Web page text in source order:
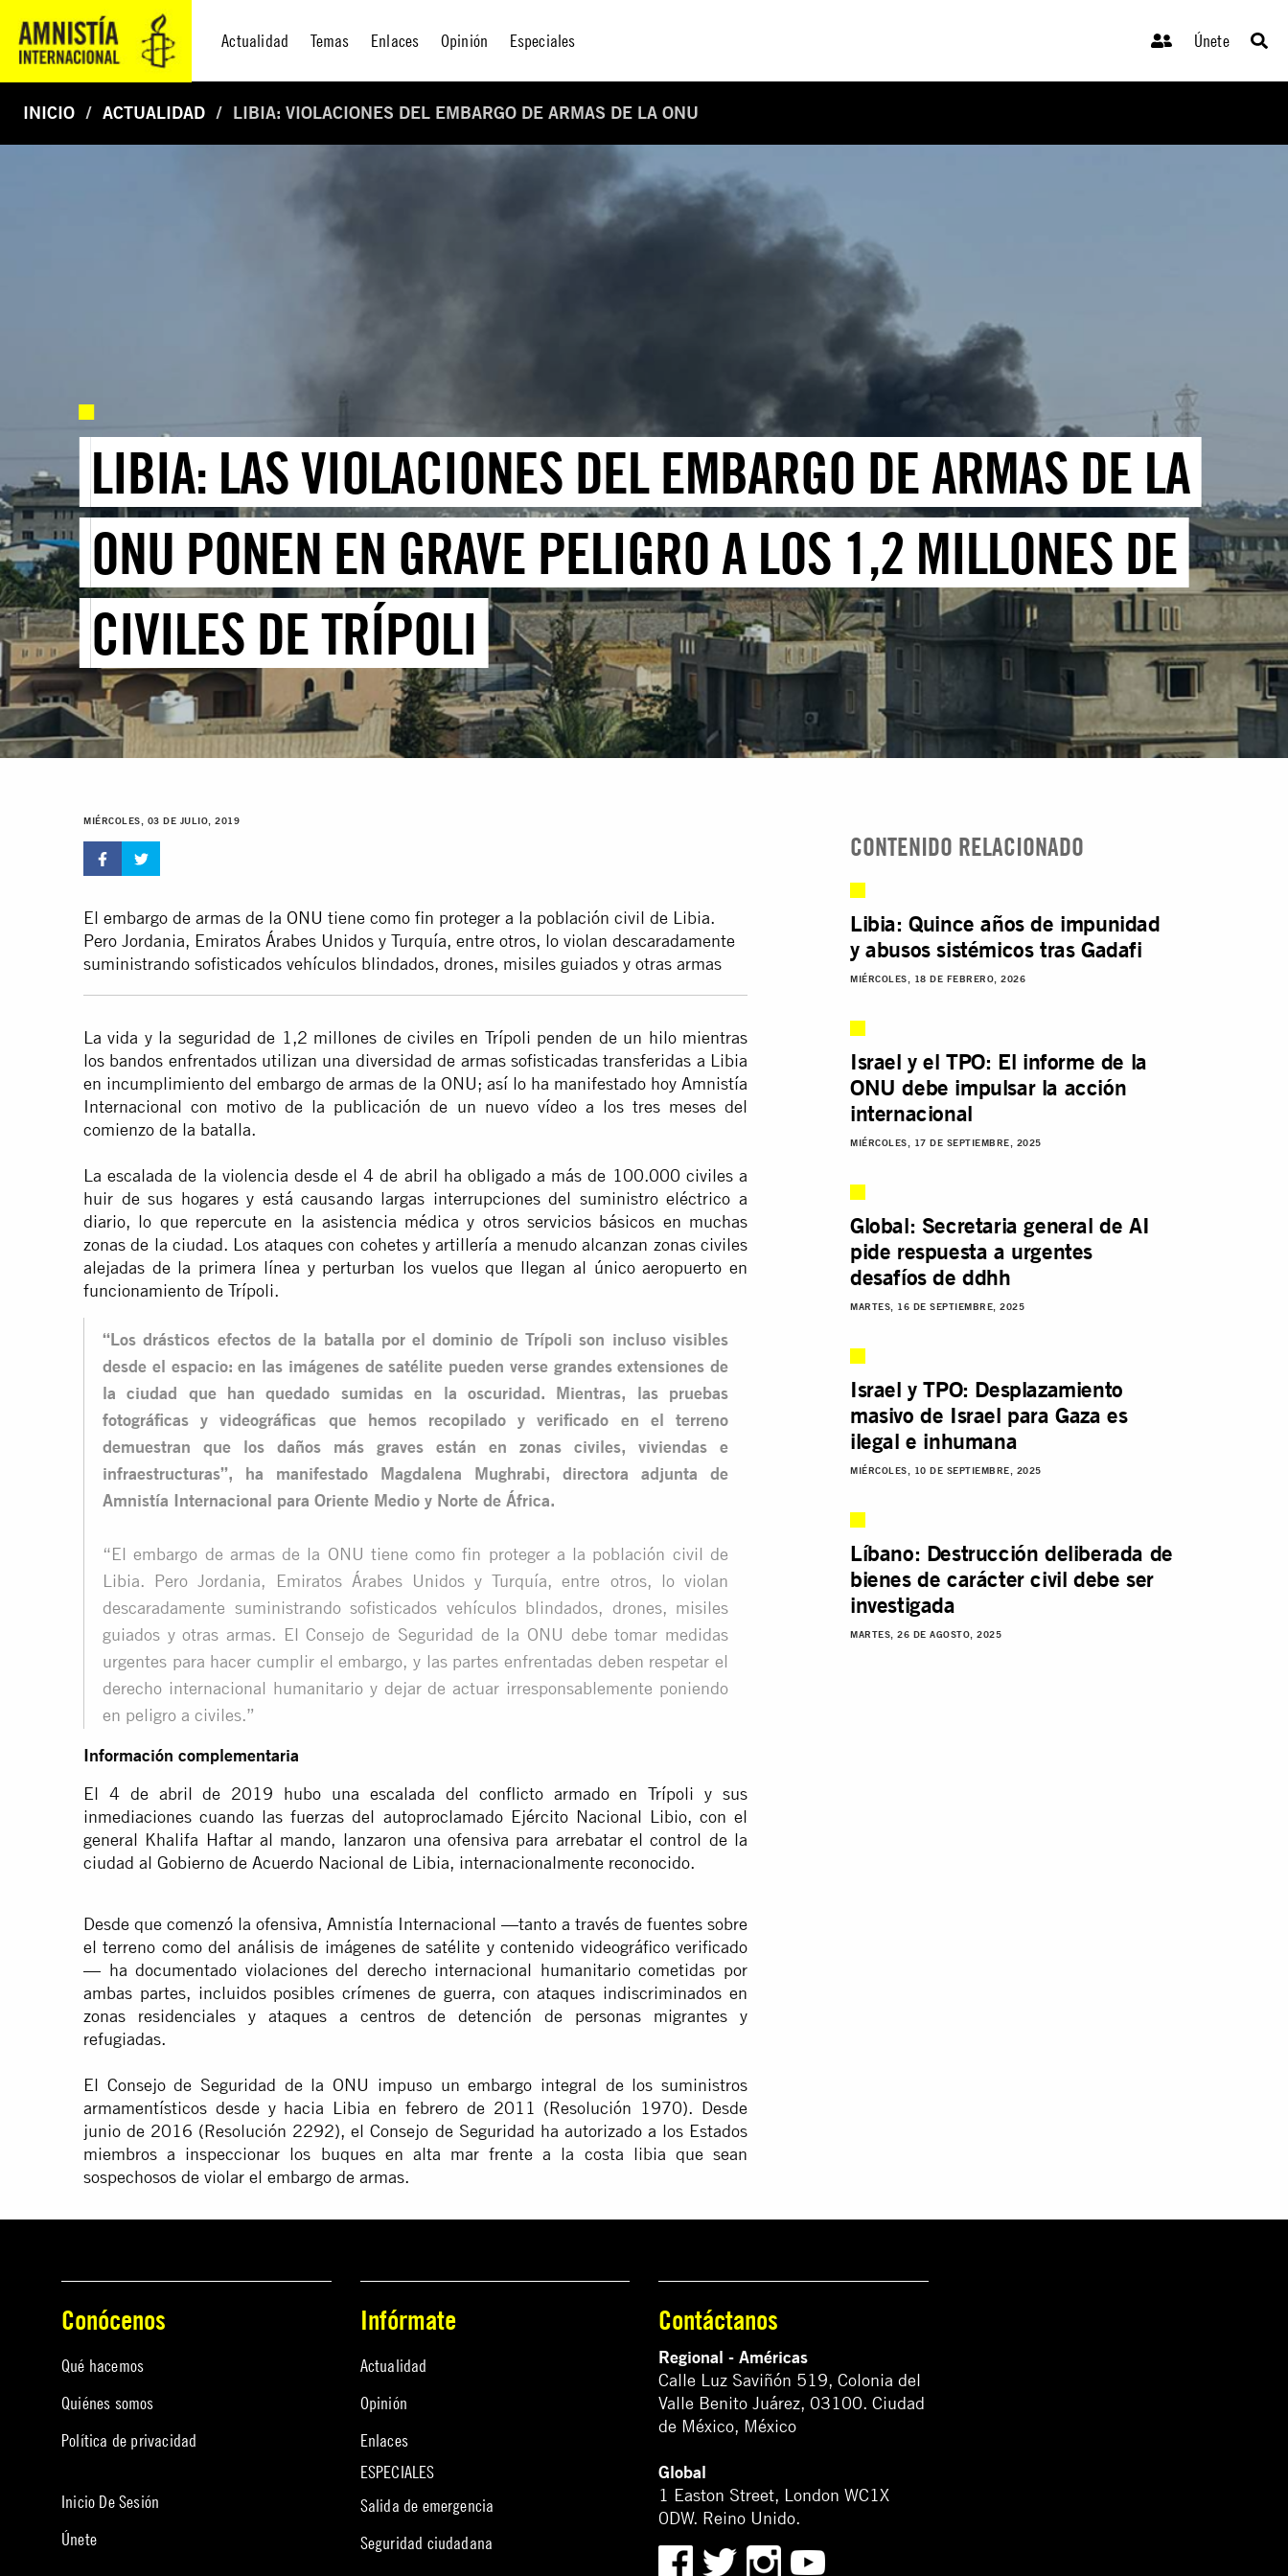
Actualidad Temas Enlaces Opinión Especiales Únete
INICIO ACTUALIDAD LIBIA: VIOLACIONES DEL EMBARGO DE ARMAS DE LA ONU
LIBIA: LAS VIOLACIONES DEL EMBARGO DE ARMAS DE LA
ONU PONEN EN GRAVE PELIGRO A LOS 1,2 MILLONES DE
CIVILES DE TRÍPOLI
MIÉRCOLES, 03 DE JULIO, 2019
El embargo de armas de la ONU tiene como fin proteger a la población civil de Libia.
Pero Jordania, Emiratos Árabes Unidos y Turquía, entre otros, lo violan descaradamente
suministrando sofisticados vehículos blindados, drones, misiles guiados y otras armas
La vida y la seguridad de 1,2 millones de civiles en Trípoli penden de un hilo mientras
los bandos enfrentados utilizan una diversidad de armas sofisticadas transferidas a Libia
en incumplimiento del embargo de armas de la ONU; así lo ha manifestado hoy Amnistía
Internacional con motivo de la publicación de un nuevo vídeo a los tres meses del
comienzo de la batalla.
La escalada de la violencia desde el 4 de abril ha obligado a más de 100.000 civiles a
huir de sus hogares y está causando largas interrupciones del suministro eléctrico a
diario, lo que repercute en la asistencia médica y otros servicios básicos en muchas
zonas de la ciudad. Los ataques con cohetes y artillería a menudo alcanzan zonas civiles
alejadas de la primera línea y perturban los vuelos que llegan al único aeropuerto en
funcionamiento de Trípoli.
“Los drásticos efectos de la batalla por el dominio de Trípoli son incluso visibles
desde el espacio: en las imágenes de satélite pueden verse grandes extensiones de
la ciudad que han quedado sumidas en la oscuridad. Mientras, las pruebas
fotográficas y videográficas que hemos recopilado y verificado en el terreno
demuestran que los daños más graves están en zonas civiles, viviendas e
infraestructuras”, ha manifestado Magdalena Mughrabi, directora adjunta de
Amnistía Internacional para Oriente Medio y Norte de África.
“El embargo de armas de la ONU tiene como fin proteger a la población civil de
Libia. Pero Jordania, Emiratos Árabes Unidos y Turquía, entre otros, lo violan
descaradamente suministrando sofisticados vehículos blindados, drones, misiles
guiados y otras armas. El Consejo de Seguridad de la ONU debe tomar medidas
urgentes para hacer cumplir el embargo, y las partes enfrentadas deben respetar el
derecho internacional humanitario y dejar de actuar irresponsablemente poniendo
en peligro a civiles.”
Información complementaria
El 4 de abril de 2019 hubo una escalada del conflicto armado en Trípoli y sus
inmediaciones cuando las fuerzas del autoproclamado Ejército Nacional Libio, con el
general Khalifa Haftar al mando, lanzaron una ofensiva para arrebatar el control de la
ciudad al Gobierno de Acuerdo Nacional de Libia, internacionalmente reconocido.
Desde que comenzó la ofensiva, Amnistía Internacional —tanto a través de fuentes sobre
el terreno como del análisis de imágenes de satélite y contenido videográfico verificado
— ha documentado violaciones del derecho internacional humanitario cometidas por
ambas partes, incluidos posibles crímenes de guerra, con ataques indiscriminados en
zonas residenciales y ataques a centros de detención de personas migrantes y
refugiadas.
El Consejo de Seguridad de la ONU impuso un embargo integral de los suministros
armamentísticos desde y hacia Libia en febrero de 2011 (Resolución 1970). Desde
junio de 2016 (Resolución 2292), el Consejo de Seguridad ha autorizado a los Estados
miembros a inspeccionar los buques en alta mar frente a la costa libia que sean
sospechosos de violar el embargo de armas.
CONTENIDO RELACIONADO
Libia: Quince años de impunidad
y abusos sistémicos tras Gadafi
MIÉRCOLES, 18 DE FEBRERO, 2026
Israel y el TPO: El informe de la
ONU debe impulsar la acción
internacional
MIÉRCOLES, 17 DE SEPTIEMBRE, 2025
Global: Secretaria general de AI
pide respuesta a urgentes
desafíos de ddhh
MARTES, 16 DE SEPTIEMBRE, 2025
Israel y TPO: Desplazamiento
masivo de Israel para Gaza es
ilegal e inhumana
MIÉRCOLES, 10 DE SEPTIEMBRE, 2025
Líbano: Destrucción deliberada de
bienes de carácter civil debe ser
investigada
MARTES, 26 DE AGOSTO, 2025
Conócenos
Qué hacemos
Quiénes somos
Política de privacidad
Inicio De Sesión
Únete
Infórmate
Actualidad
Opinión
Enlaces
ESPECIALES
Salida de emergencia
Seguridad ciudadana
Contáctanos
Regional - Américas
Calle Luz Saviñón 519, Colonia del
Valle Benito Juárez, 03100. Ciudad
de México, México
Global
1 Easton Street, London WC1X
0DW. Reino Unido.